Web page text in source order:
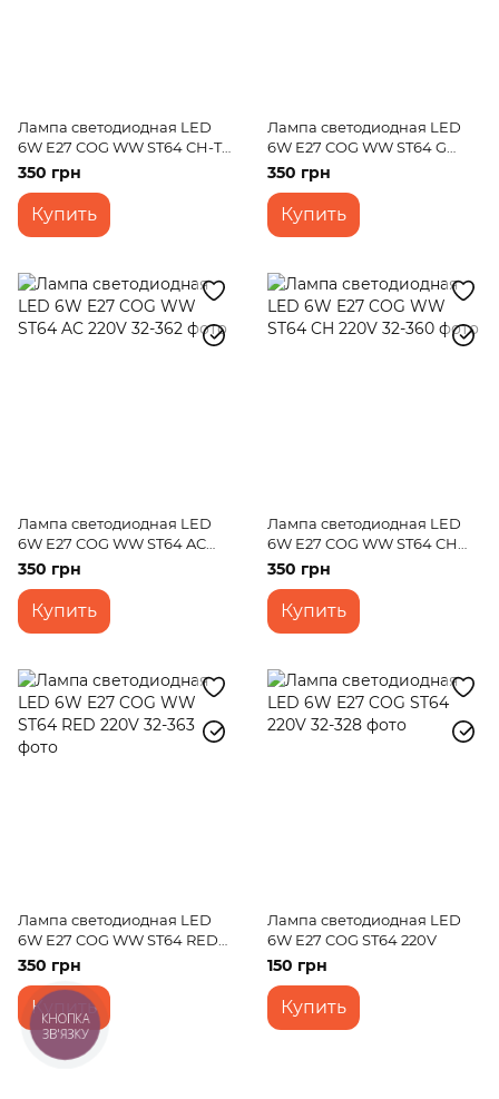
Лампа светодиодная LED
6W E27 COG WW ST64 CH-T
220V
350 грн
Купить
Лампа светодиодная LED
6W E27 COG WW ST64 G
220V
350 грн
Купить
Лампа светодиодная LED
6W E27 COG WW ST64 AC
220V
350 грн
Купить
Лампа светодиодная LED
6W E27 COG WW ST64 CH
220V
350 грн
Купить
Лампа светодиодная LED
6W E27 COG WW ST64 RED
220V
350 грн
Купить
Лампа светодиодная LED
6W E27 COG ST64 220V
150 грн
Купить
КНОПКА
ЗВ'ЯЗКУ